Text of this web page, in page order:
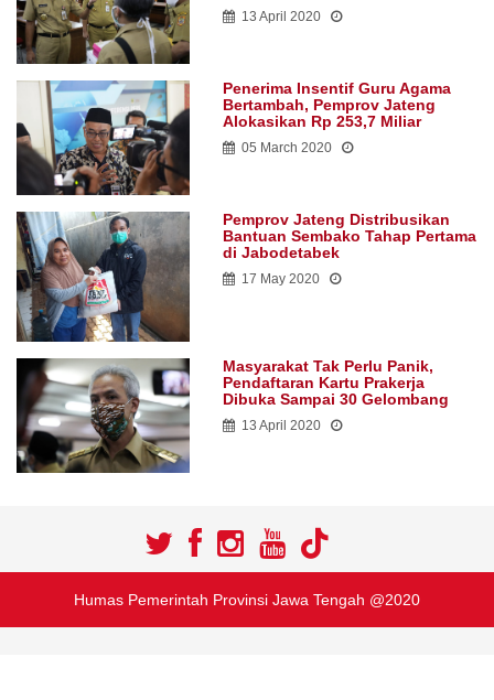
13 April 2020
Penerima Insentif Guru Agama
Bertambah, Pemprov Jateng
Alokasikan Rp 253,7 Miliar
05 March 2020
Pemprov Jateng Distribusikan
Bantuan Sembako Tahap Pertama
di Jabodetabek
17 May 2020
Masyarakat Tak Perlu Panik,
Pendaftaran Kartu Prakerja
Dibuka Sampai 30 Gelombang
13 April 2020
Humas Pemerintah Provinsi Jawa Tengah @2020